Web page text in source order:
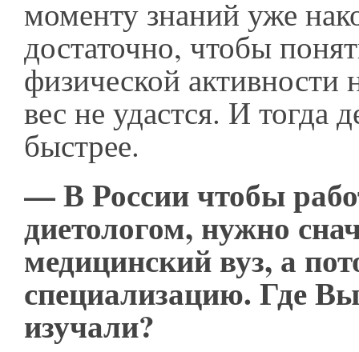
моменту знаний уже
достаточно, чтобы
физической активности
вес не удастся. И тогда
быстрее.
— В России чтобы
диетологом, нужно
медицинский вуз, а
специализацию. Где
изучали?